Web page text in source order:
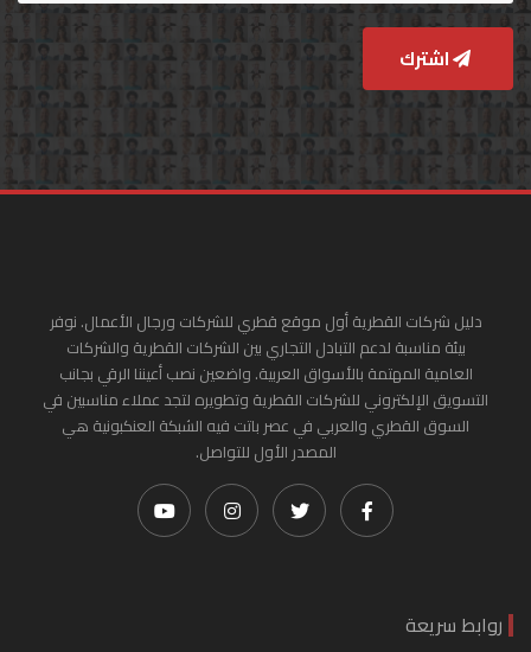
اشترك
دليل شركات القطرية أول موقع قطري للشركات ورجال الأعمال. نوفر
بيئة مناسبة لدعم التبادل التجاري بين الشركات القطرية والشركات
العامية المهتمة بالأسواق العربية. واضعين نصب أعيننا الرقي بجانب
التسويق الإلكتروني للشركات القطرية وتطويره لتجد عملاء مناسبين في
السوق القطري والعربي في عصر باتت فيه الشبكة العنكبونية هي
المصدر الأول للتواصل.
روابط سريعة